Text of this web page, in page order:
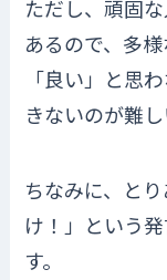
ただし、頑固
あるので、多
「良い」と思
きないのが難
ちなみに、と
け！」という
す。